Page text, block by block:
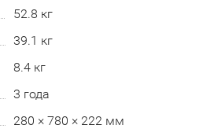
52.8 кг
39.1 кг
8.4 кг
3 года
280 × 780 × 222 мм